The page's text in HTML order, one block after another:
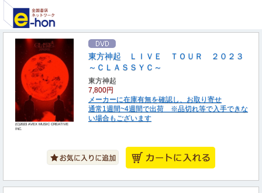
(C)2023 AVEX MUSIC CREATIVE
INC.
東方神起 ＬＩＶＥ ＴＯＵＲ ２０２３
～ＣＬＡＳＳＹＣ～
東方神起
7,800円
メーカーに在庫有無を確認し、お取り寄せ
通常1週間~4週間で出荷 ※品切れ等で入手できな
い場合もございます